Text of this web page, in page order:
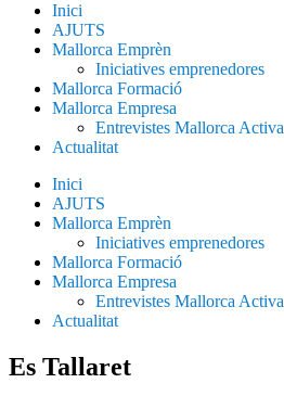
Inici
AJUTS
Mallorca Emprèn
Iniciatives emprenedores
Mallorca Formació
Mallorca Empresa
Entrevistes Mallorca Activa
Actualitat
Inici
AJUTS
Mallorca Emprèn
Iniciatives emprenedores
Mallorca Formació
Mallorca Empresa
Entrevistes Mallorca Activa
Actualitat
Es Tallaret